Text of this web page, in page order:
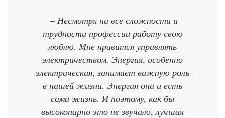
– Несмотря на все сложности и
трудности профессии работу свою
люблю. Мне нравится управлять
электричеством. Энергия, особенно
электрическая, занимает важную роль
в нашей жизни. Энергия она и есть
сама жизнь. И поэтому, как бы
высокопарно это не звучало, лучшая